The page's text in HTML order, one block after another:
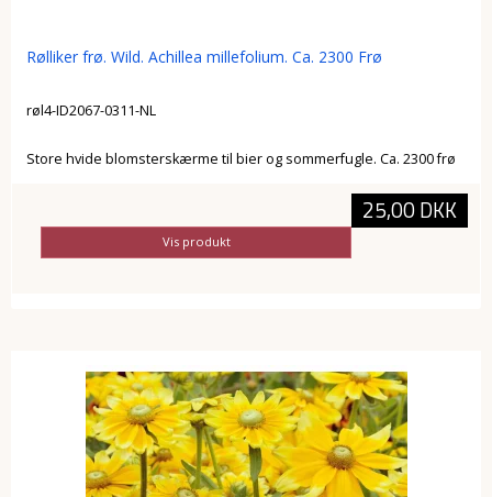
Rølliker frø. Wild. Achillea millefolium. Ca. 2300 Frø
røl4-ID2067-0311-NL
Store hvide blomsterskærme til bier og sommerfugle. Ca. 2300 frø
25,00 DKK
Vis produkt